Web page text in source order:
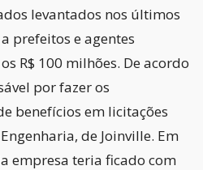
levantados nos últimos
prefeitos e agentes
R$ 100 milhões. De acordo
por fazer os
benefícios em licitações
de Joinville. Em
empresa teria ficado com